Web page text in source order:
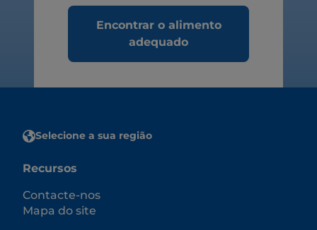
Encontrar o alimento
adequado
Selecione a sua região
Recursos
Contacte-nos
Mapa do site